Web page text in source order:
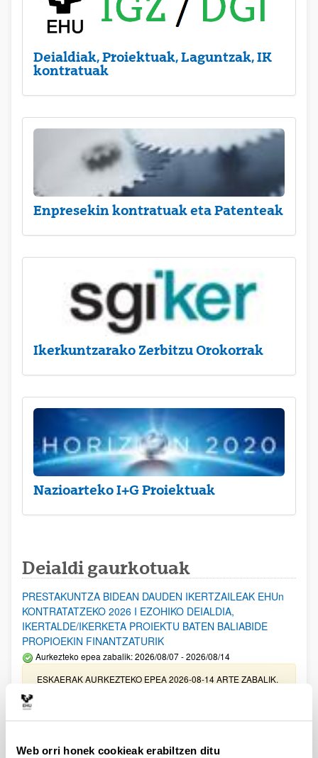
Web orri honek cookieak erabiltzen ditu
Deialdiak, Proiektuak, Laguntzak, IK
kontratuak
Enpresekin kontratuak eta Patenteak
Ikerkuntzarako Zerbitzu Orokorrak
Nazioarteko I+G Proiektuak
Deialdi gaurkotuak
PRESTAKUNTZA BIDEAN DAUDEN IKERTZAILEAK EHUn
KONTRATATZEKO 2026 I EZOHIKO DEIALDIA,
IKERTALDE/IKERKETA PROIEKTU BATEN BALIABIDE
PROPIOEKIN FINANTZATURIK
Aurkezteko epea zabalik: 2026/08/07 - 2026/08/14
ESKAERAK AURKEZTEKO EPEA 2026-08-14 ARTE ZABALIK.
UPV/EHUn Azpiegitura Zientifikoa eta Funts Bibliografikoak